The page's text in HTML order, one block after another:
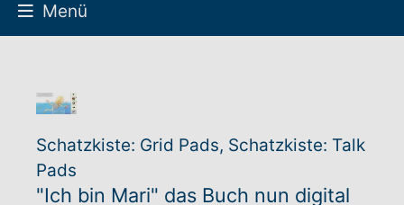
Menü
UK Infothek
Produkte
Schatzkiste: Grid Pads, Schatzkiste: Talk
Pads
"Ich bin Mari" das Buch nun digital